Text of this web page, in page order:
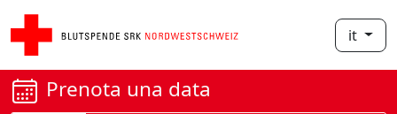
it
Prenota una data